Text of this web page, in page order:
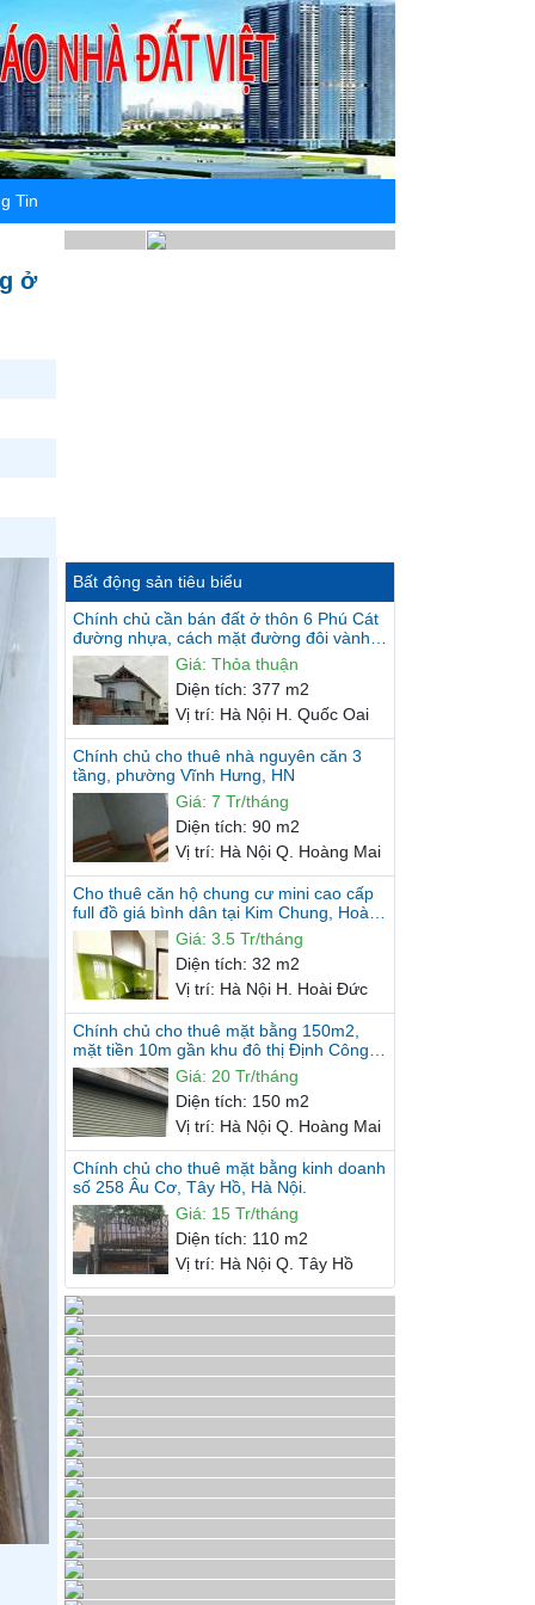
Tin
ở
Bất động sản tiêu biểu
Chính chủ cần bán đất ở thôn 6 Phú Cát
đường nhựa, cách mặt đường đôi vành
đai KCN 20m, gần Nhà máy...
Giá: Thỏa thuận
Diện tích: 377 m2
Vị trí: Hà Nội H. Quốc Oai
Chính chủ cho thuê nhà nguyên căn 3
tầng, phường Vĩnh Hưng, HN
Giá: 7 Tr/tháng
Diện tích: 90 m2
Vị trí: Hà Nội Q. Hoàng Mai
Cho thuê căn hộ chung cư mini cao cấp
full đồ giá bình dân tại Kim Chung, Hoài
Đức
Giá: 3.5 Tr/tháng
Diện tích: 32 m2
Vị trí: Hà Nội H. Hoài Đức
Chính chủ cho thuê mặt bằng 150m2,
mặt tiền 10m gần khu đô thị Định Công,
Hoàng Mai, Hà Nội.
Giá: 20 Tr/tháng
Diện tích: 150 m2
Vị trí: Hà Nội Q. Hoàng Mai
Chính chủ cho thuê mặt bằng kinh doanh
số 258 Âu Cơ, Tây Hồ, Hà Nội.
Giá: 15 Tr/tháng
Diện tích: 110 m2
Vị trí: Hà Nội Q. Tây Hồ
CHO THUÊ NHÀ 40m2 MẶT TIỀN QUÔC
LỘ 6 PHÚ NGHĨA CHƯƠNG MỸ. CHỈ 4.5
TRIỆU/THÁNG
Diện tích:40 m2
Vị trí:Hà Nội H. Chương Mỹ